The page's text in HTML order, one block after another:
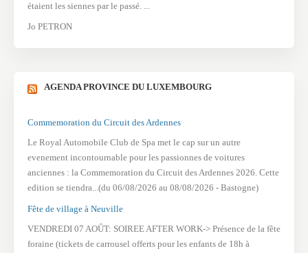
étaient les siennes par le passé. ...
Jo PETRON
AGENDA PROVINCE DU LUXEMBOURG
Commemoration du Circuit des Ardennes
Le Royal Automobile Club de Spa met le cap sur un autre
evenement incontournable pour les passionnes de voitures
anciennes : la Commemoration du Circuit des Ardennes 2026. Cette
edition se tiendra...(du 06/08/2026 au 08/08/2026 - Bastogne)
Fête de village à Neuville
VENDREDI 07 AOÛT: SOIREE AFTER WORK-> Présence de la fête
foraine (tickets de carrousel offerts pour les enfants de 18h à